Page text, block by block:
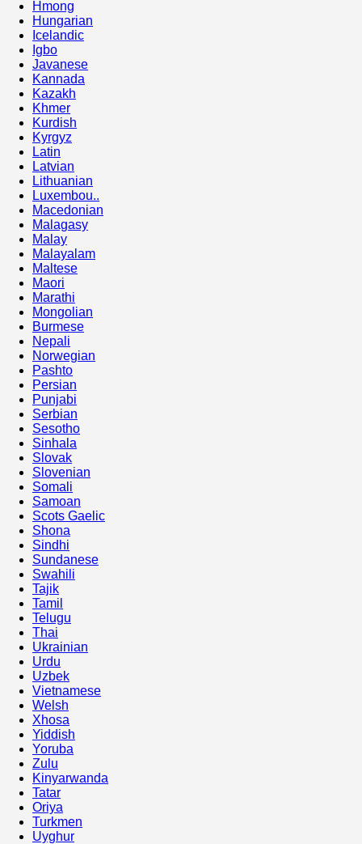
Hmong
Hungarian
Icelandic
Igbo
Javanese
Kannada
Kazakh
Khmer
Kurdish
Kyrgyz
Latin
Latvian
Lithuanian
Luxembou..
Macedonian
Malagasy
Malay
Malayalam
Maltese
Maori
Marathi
Mongolian
Burmese
Nepali
Norwegian
Pashto
Persian
Punjabi
Serbian
Sesotho
Sinhala
Slovak
Slovenian
Somali
Samoan
Scots Gaelic
Shona
Sindhi
Sundanese
Swahili
Tajik
Tamil
Telugu
Thai
Ukrainian
Urdu
Uzbek
Vietnamese
Welsh
Xhosa
Yiddish
Yoruba
Zulu
Kinyarwanda
Tatar
Oriya
Turkmen
Uyghur